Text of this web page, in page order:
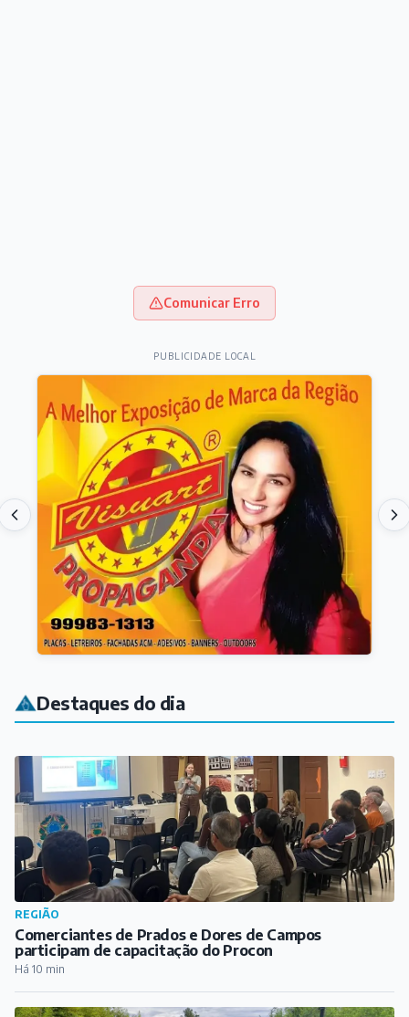
Comunicar Erro
PUBLICIDADE LOCAL
Destaques do dia
REGIÃO
Comerciantes de Prados e Dores de Campos
participam de capacitação do Procon
Há 10 min